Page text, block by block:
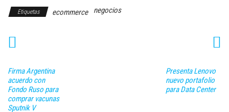
Etiquetas ecommerce negocios
Firma Argentina
acuerdo con
Fondo Ruso para
comprar vacunas
Sputnik V
Presenta Lenovo
nuevo portafolio
para Data Center